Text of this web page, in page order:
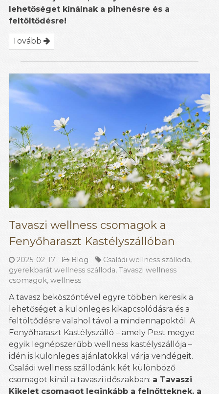
lehetőséget kínálnak a pihenésre és a
feltöltődésre!
Tovább
Tavaszi wellness csomagok a
Fenyőharaszt Kastélyszállóban
2025-02-17 Blog Családi wellness szálloda,
gyerekbarát wellness szálloda, Tavaszi wellness
csomagok, wellness
A tavasz beköszöntével egyre többen keresik a
lehetőséget a különleges kikapcsolódásra és a
feltöltődésre valahol távol a mindennapoktól. A
Fenyőharaszt Kastélyszálló – amely Pest megye
egyik legnépszerűbb wellness kastélyszállója –
idén is különleges ajánlatokkal várja vendégeit.
Családi wellness szállodánk két különböző
csomagot kínál a tavaszi időszakban: a Tavaszi
Kikelet csomagot leginkább a felnőtteknek, a